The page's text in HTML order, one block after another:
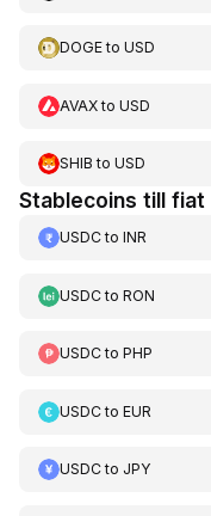
DOGEto USD
AVAXto USD
SHIB to USD
Stablecoins till fiat
USDCto INR
USDCto RON
USDCto PHP
USDCto EUR
USDCto JPY